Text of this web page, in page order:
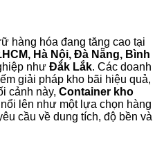
hàng hóa đang tăng cao tại
Hà Nội, Đà Nẵng, Bình
như Đắk Lắk. Các doanh
giải pháp kho bãi hiệu quả,
cảnh này, Container kho
nổi lên như một lựa chọn hàng
cầu về dung tích, độ bền và